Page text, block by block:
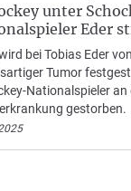
unter
Eder
bei Tobias Eder
Tumor
Nationalspieler an
gestorben.